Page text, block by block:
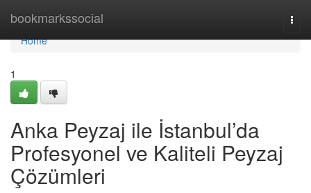
bookmarkssocial
Home
Home
1
Anka Peyzaj ile İstanbul’da
Profesyonel ve Kaliteli Peyzaj
Çözümleri